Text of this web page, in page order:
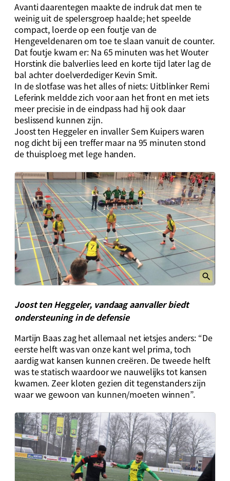
Avanti daarentegen maakte de indruk dat men te
weinig uit de spelersgroep haalde; het speelde
compact, loerde op een foutje van de
Hengeveldenaren om toe te slaan vanuit de counter.
Dat foutje kwam er: Na 65 minuten was het Wouter
Horstink die balverlies leed en korte tijd later lag de
bal achter doelverdediger Kevin Smit.
In de slotfase was het alles of niets: Uitblinker Remi
Leferink meldde zich voor aan het front en met iets
meer precisie in de eindpass had hij ook daar
beslissend kunnen zijn.
Joost ten Heggeler en invaller Sem Kuipers waren
nog dicht bij een treffer maar na 95 minuten stond
de thuisploeg met lege handen.
Joost ten Heggeler, vandaag aanvaller biedt
ondersteuning in de defensie
Martijn Baas zag het allemaal net ietsjes anders: “De
eerste helft was van onze kant wel prima, toch
aardig wat kansen kunnen creëren. De tweede helft
was te statisch waardoor we nauwelijks tot kansen
kwamen. Zeer kloten gezien dit tegenstanders zijn
waar we gewoon van kunnen/moeten winnen”.